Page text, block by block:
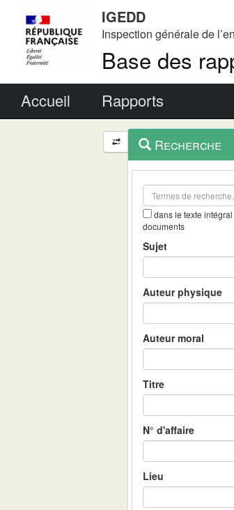
IGEDD
Inspection générale de
Base des
Accueil Rapports
Navigation
et
outils
contextuel
Recherche
dans le texte
documents
Sujet
Auteur physique
Auteur moral
Titre
N° d'affaire
Lieu